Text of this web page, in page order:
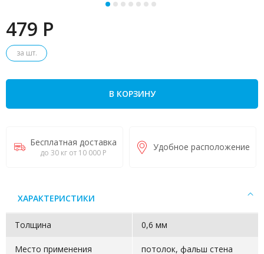
479 P
за шт.
В КОРЗИНУ
Бесплатная доставка
до 30 кг от 10 000 Р
Удобное расположение
ХАРАКТЕРИСТИКИ
Толщина 0,6 мм
Место применения потолок, фальш стена